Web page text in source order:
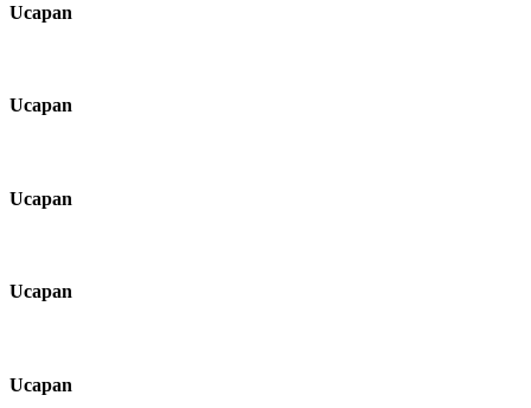
Ucapan
Ucapan
Ucapan
Ucapan
Ucapan